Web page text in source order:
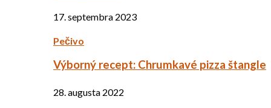
17. septembra 2023
Pečivo
Výborný recept: Chrumkavé pizza štangle
28. augusta 2022